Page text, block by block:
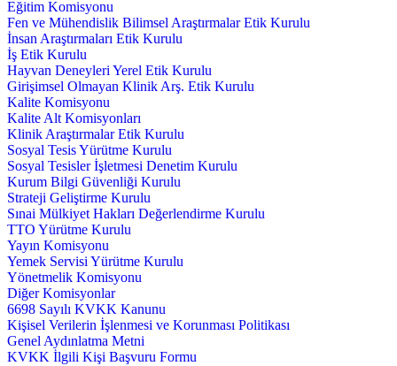
Eğitim Komisyonu
Fen ve Mühendislik Bilimsel Araştırmalar Etik Kurulu
İnsan Araştırmaları Etik Kurulu
İş Etik Kurulu
Hayvan Deneyleri Yerel Etik Kurulu
Girişimsel Olmayan Klinik Arş. Etik Kurulu
Kalite Komisyonu
Kalite Alt Komisyonları
Klinik Araştırmalar Etik Kurulu
Sosyal Tesis Yürütme Kurulu
Sosyal Tesisler İşletmesi Denetim Kurulu
Kurum Bilgi Güvenliği Kurulu
Strateji Geliştirme Kurulu
Sınai Mülkiyet Hakları Değerlendirme Kurulu
TTO Yürütme Kurulu
Yayın Komisyonu
Yemek Servisi Yürütme Kurulu
Yönetmelik Komisyonu
Diğer Komisyonlar
6698 Sayılı KVKK Kanunu
Kişisel Verilerin İşlenmesi ve Korunması Politikası
Genel Aydınlatma Metni
KVKK İlgili Kişi Başvuru Formu